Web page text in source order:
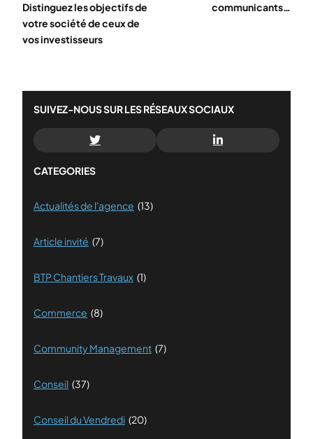
Distinguez les objectifs de
votre société de ceux de
vos investisseurs
communicants…
SUIVEZ-NOUS SUR LES RÉSEAUX SOCIAUX
CATEGORIES
Actualités de l'agence (13)
Article invité (7)
BTP Chantiers Travaux (1)
Commerce (8)
Community Management (7)
Conseil (37)
Conseil du Vendredi (20)